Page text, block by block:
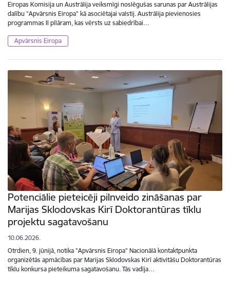
Eiropas Komisija un Austrālija veiksmīgi noslēgušas sarunas par Austrālijas
dalību "Apvārsnis Eiropa" kā asociētajai valstij. Austrālija pievienosies
programmas II pīlāram, kas vērsts uz sabiedrībai…
Apvārsnis Eiropa
Potenciālie pieteicēji pilnveido zināšanas par
Marijas Sklodovskas Kirī Doktorantūras tīklu
projektu sagatavošanu
10.06.2026.
Otrdien, 9. jūnijā, notika "Apvārsnis Eiropa" Nacionālā kontaktpunkta
organizētās apmācības par Marijas Sklodovskas Kirī aktivitāšu Doktorantūras
tīklu konkursa pieteikuma sagatavošanu. Tās vadīja…